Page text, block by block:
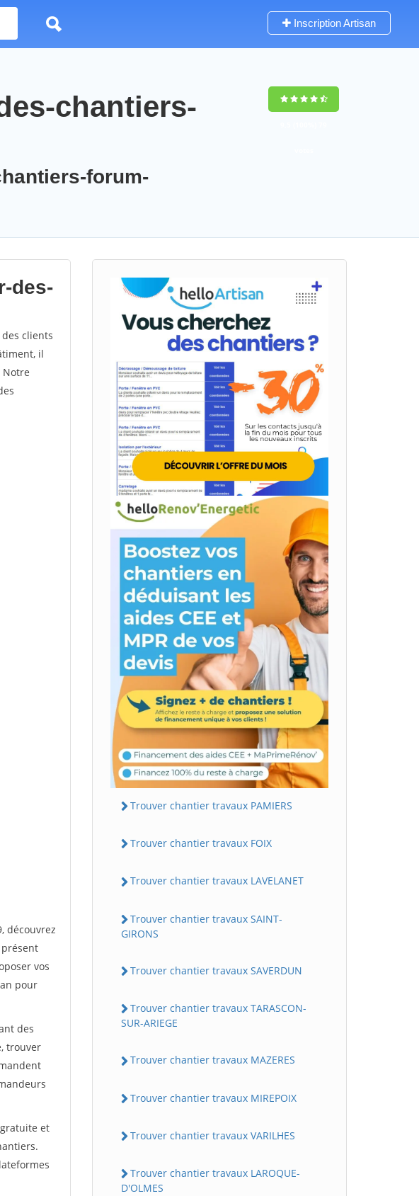
Inscription Artisan
chantiers-
forum-
des-
clients
il
découvrez
vos
pour
des
trouver
et
Trouver chantier travaux PAMIERS
Trouver chantier travaux FOIX
Trouver chantier travaux LAVELANET
Trouver chantier travaux SAINT-
GIRONS
Trouver chantier travaux SAVERDUN
Trouver chantier travaux TARASCON-
SUR-ARIEGE
Trouver chantier travaux MAZERES
Trouver chantier travaux MIREPOIX
Trouver chantier travaux VARILHES
Trouver chantier travaux LAROQUE-
D'OLMES